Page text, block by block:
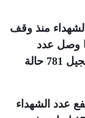
منذ وقف
شهيدا، فيما وصل عدد
الإصابات إلى 2,903 إصابة، إضافة إلى تسجيل 781 حالة
في 7 أكتوبر 2023، ارتفع عدد الشهداء